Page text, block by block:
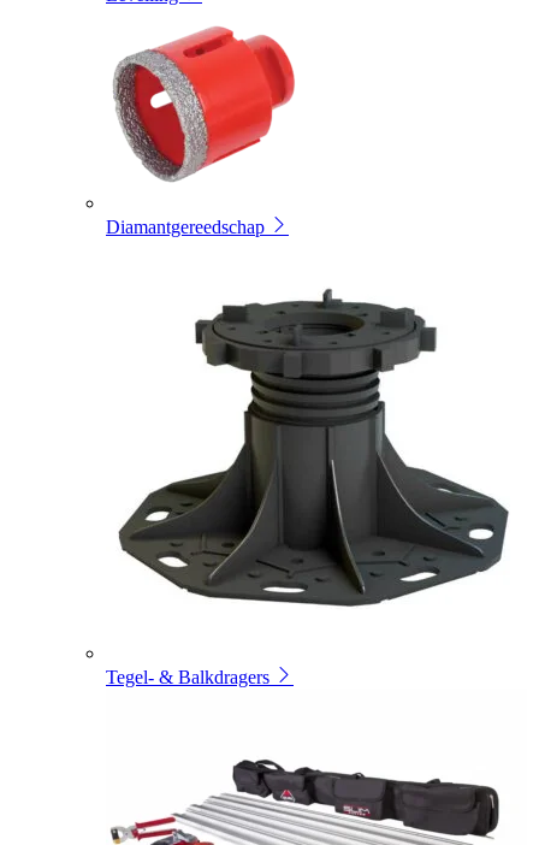
Diamantgereedschap
Tegel- & Balkdragers